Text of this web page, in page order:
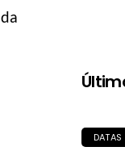
DATAS